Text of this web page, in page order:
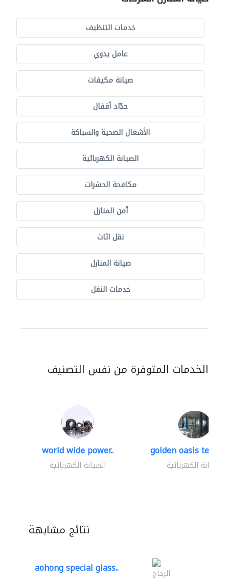
خدمات التنظيف
عامل يدوي
صيانة مكيفات
حدّاد أقفال
الأشغال الصحية والسباكة
الصيانة الكهربائية
مكافحة الحشرات
أمن المنازل
نقل اثاث
صيانة المنازل
خدمات النقل
الخدمات المتوفرة من نفس التصنيف
world wide power..
الصيانة الكهربائية
golden oasis
الصيانة الكهربائية
نتائج مشابهة
aohong special glass.. الزجاج